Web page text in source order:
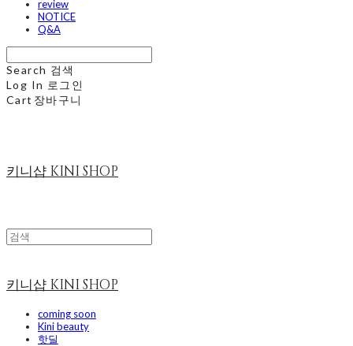
review
NOTICE
Q&A
Search 검색
Log In 로그인
Cart 장바구니
키니샵 KINI SHOP
키니샵 KINI SHOP
coming soon
Kini beauty
핫딜